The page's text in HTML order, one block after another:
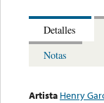
Detalles
Notas
Artista Henry